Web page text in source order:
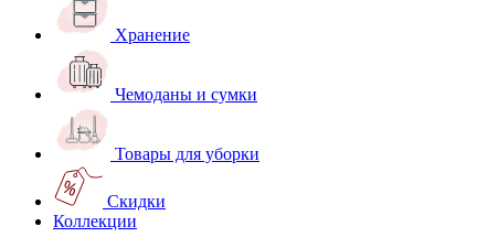
Хранение
Чемоданы и сумки
Товары для уборки
Скидки
Коллекции